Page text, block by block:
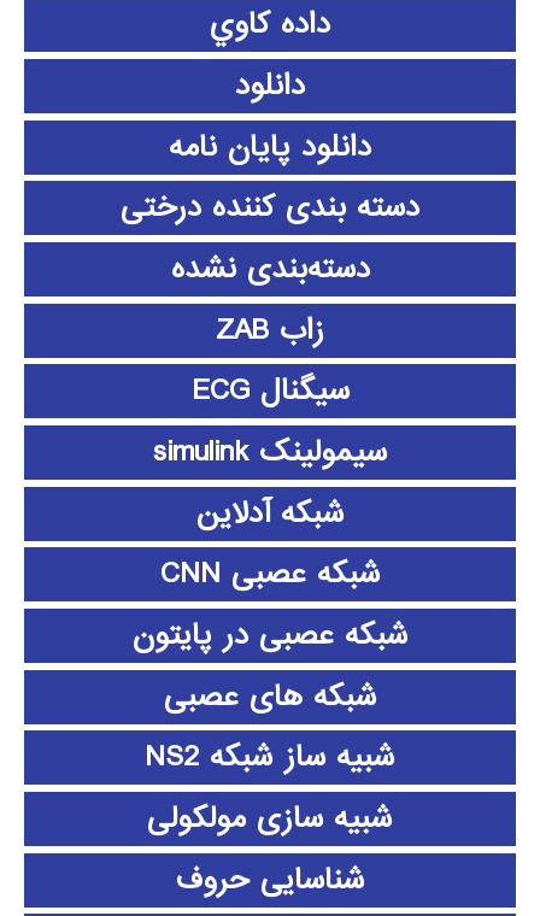
داده كاوي
دانلود
دانلود پايان نامه
دسته بندی کننده درختی
دسته‌بندی نشده
زاب ZAB
سیگنال ECG
سیمولینک simulink
شبکه آدلاین
شبکه عصبی CNN
شبکه عصبی در پایتون
شبکه های عصبی
شبیه ساز شبکه NS2
شبیه سازی مولکولی
شناسایی حروف